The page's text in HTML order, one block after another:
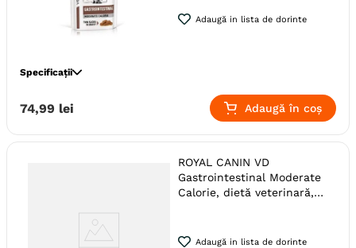
85g x 12buc
Adaugă in lista de dorinte
Specificații
Specie
Indicatii Speciale
Sistem Digestiv & Probiotice
Umeda
74,99 lei Adaugă în coș
ROYAL CANIN VD
Gastrointestinal Moderate
Calorie, dietă veterinară,
Adaugă in lista de dorinte